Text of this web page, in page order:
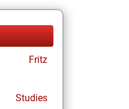
Fritz
Studies